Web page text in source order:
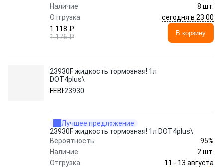
Наличие
8 шт.
Отгрузка
сегодня в 23:00
1 118 ₽
1 176 ₽
В корзину
23930F жидкость тормозная! 1л
DOT4plus\
FEBI 23930
Лучшее предложение
23930F жидкость тормозная! 1л DOT4plus\
Вероятность
95%
Наличие
2 шт.
Отгрузка
11 - 13 августа